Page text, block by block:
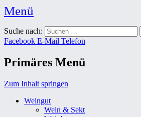
Menü
Weingut Karl Friedrich Aust
Das Weingut im Herzen der Radebeuler
Suche nach:
Facebook E-Mail Telefon
Primäres Menü
Zum Inhalt springen
Weingut
Wein & Sekt